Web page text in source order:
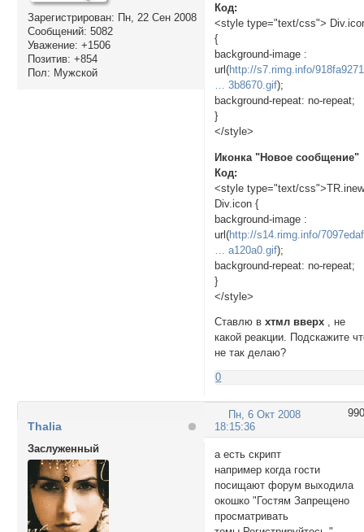
Зарегистрирован: Пн, 22 Сен 2008
Сообщений: 5082
Уважение: +1506
Позитив: +854
Пол: Мужской
Код:
<style type="text/css">
{
background-image :
url(http://s7.rimg.info/
… 3b8670.gif);
background-repeat: no-repeat;
}
</style>
Иконка "Новое сообщение"
Код:
<style type="text/
Div.icon {
background-image :
url(http://s14.rimg.info/
… a120a0.gif);
background-repeat: no-repeat;
}
</style>
Ставлю вхтмл вверх , не
какой реакции. Подскажите
не так делаю?
0
990
Пн, 6 Окт 2008
18:15:36
Thalia
Заслуженный
а есть скрипт
например когда гости
посищают форум выходила
окошко "Гостям Запрещено
просматривать